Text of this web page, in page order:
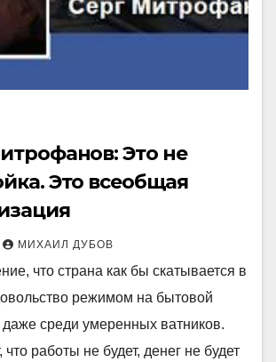
Это не
Это всеобщая
МИХАИЛ ДУБОВ
что страна как бы скатывается в
режимом на бытовой
даже среди умеренных ватников.
работы не будет, денег не будет